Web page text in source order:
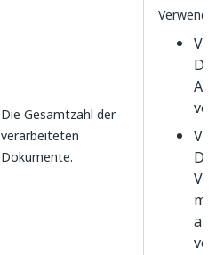
Die Gesamtzahl der
verarbeiteten
Dokumente.